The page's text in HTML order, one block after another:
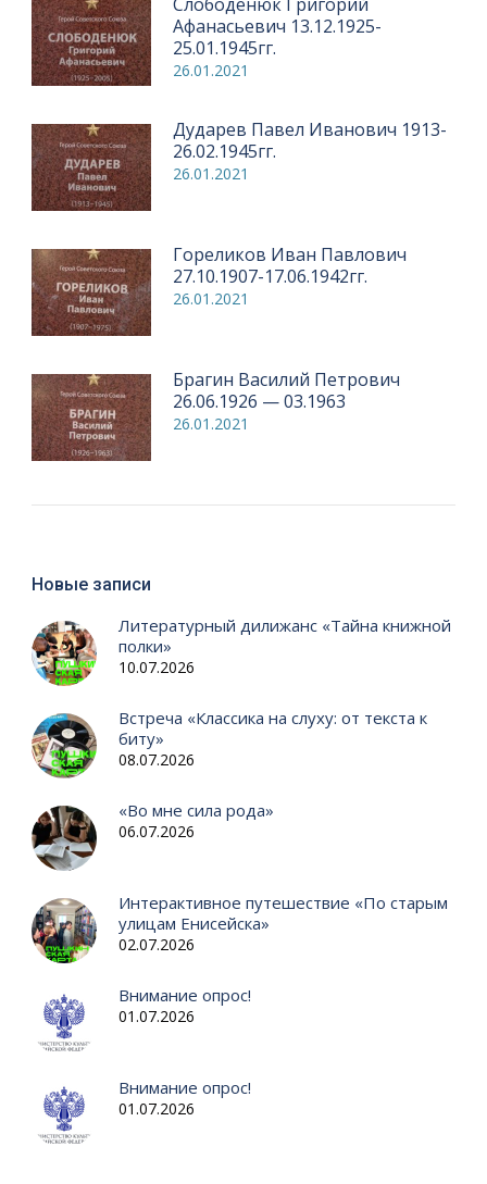
Афанасьевич 13.12.1925-
25.01.1945гг.
26.01.2021
Дударев Павел Иванович 1913-
26.02.1945гг.
26.01.2021
Гореликов Иван Павлович
27.10.1907-17.06.1942гг.
26.01.2021
Брагин Василий Петрович
26.06.1926 — 03.1963
26.01.2021
Новые записи
Литературный дилижанс «Тайна книжной
полки»
10.07.2026
Встреча «Классика на слуху: от текста к
биту»
08.07.2026
«Во мне сила рода»
06.07.2026
Интерактивное путешествие «По старым
улицам Енисейска»
02.07.2026
Внимание опрос!
01.07.2026
Внимание опрос!
01.07.2026